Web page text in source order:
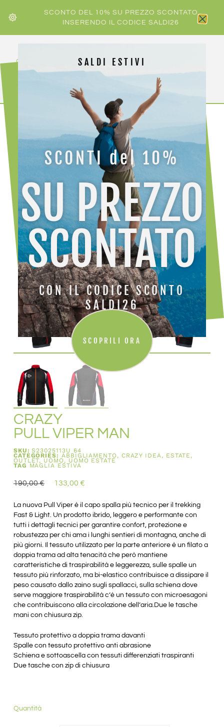
SCONTO DEL 10% SU PREZZO SCONTATO
INSERENDO IL CODICE SALDI26
HOME /UOMO / CRAZY PULL VIPER MAN
CRAZY
PULL VIPER MAN
SKU:S23025113U 64
CATEGORIES: ABBIGLIAMENTO , CRAZY IDEA, ESTATE ,
OUTLET, UOMO , UOMO ESTATE
TAG MAGLIA ESTIVA
190,00€ 133,00 €
La nuova Pull Viper è il capo spalla più tecnico per il trekking
Fast & Light. Un prodotto ibrido, leggero e performante con
tutti i dettagli tecnici per garantire confort, protezione e
robustezza per chi ama i lunghi sentieri di montagna, anche di
più giorni. Il tessuto utilizzato per la parte anteriore è un filato a
doppia trama ad alta tenacità che però mantiene
caratteristiche di traspirabilità e leggerezza, sulle spalle un
tessuto più rinforzato, ma bi-elastico contribuisce a dissipare il
peso causato dallo zaino sugli spallacci, sulla schiena dove
serve maggiore traspirabilità c’è un tessuto con microesagoni
che contribuiscono alla circolazione dell’aria.Due le tasche
mani con chiusura zip.
Tessuto protettivo a doppia trama davanti
Spalle con tessuto protettivo anti abrasione
Schiena e sottoascella con tessuti differenziati traspiranti
Due tasche con zip di chiusura
Quantità
SALDI ESTIVI
SCONTI del 10%
SU PREZZO
SCONTATO
CON IL CODICE SCONTO
SALDI26
SCOPRILI ORA